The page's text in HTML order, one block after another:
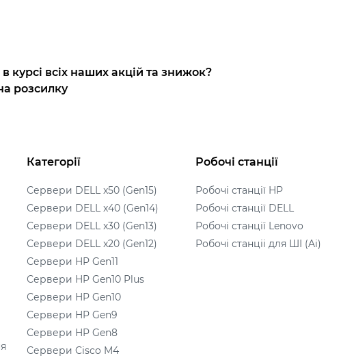
курсі всіх наших акцій та знижок?
розсилку
Категорії
Сервери DELL x50 (Gen15)
Сервери DELL x40 (Gen14)
Сервери DELL x30 (Gen13)
Сервери DELL x20 (Gen12)
Сервери HP Gen11
Сервери HP Gen10 Plus
Сервери HP Gen10
Сервери HP Gen9
Сервери HP Gen8
Сервери Cisco M4
Робочі станції
Робочі станції HP
Робочі станції DELL
Робочі станції Lenovo
Робочі станціі для ШІ (Ai)